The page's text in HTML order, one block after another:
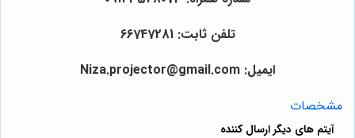
تلفن ثابت: 66747281
ایمیل: Niza.projector@gmail.com
مشخصات